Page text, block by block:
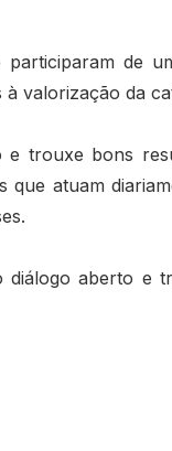
participaram de
valorização da
trouxe bons
que atuam
aberto e